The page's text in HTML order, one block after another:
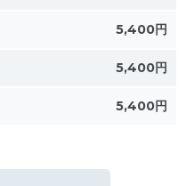
5,400円
5,400円
5,400円